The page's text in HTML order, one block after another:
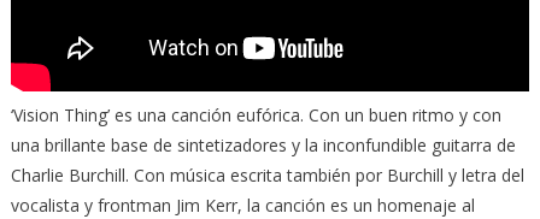
‘Vision Thing’ es una canción eufórica. Con un buen ritmo y con
una brillante base de sintetizadores y la inconfundible guitarra de
Charlie Burchill. Con música escrita también por Burchill y letra del
vocalista y frontman Jim Kerr, la canción es un homenaje al